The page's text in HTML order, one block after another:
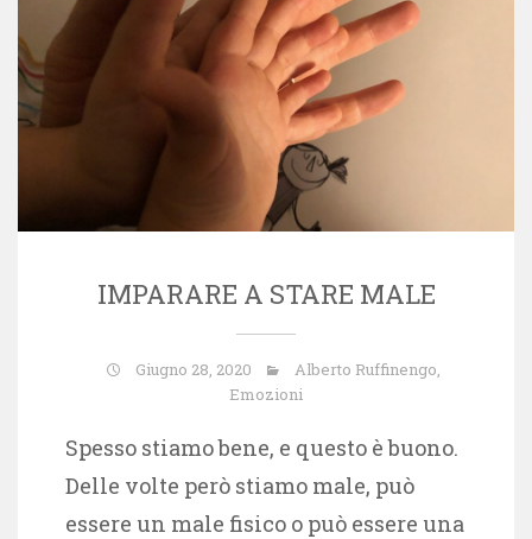
IMPARARE A STARE MALE
Giugno 28, 2020 Alberto Ruffinengo,
Emozioni
Spesso stiamo bene, e questo è buono.
Delle volte però stiamo male, può
essere un male fisico o può essere una